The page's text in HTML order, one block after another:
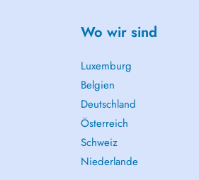
Wo wir sind
Luxemburg
Belgien
Deutschland
Österreich
Schweiz
Niederlande